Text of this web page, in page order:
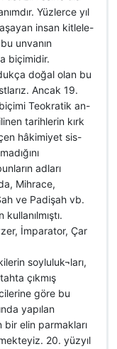
Yüzlerce yıl
insan kitlele-
unvanın
biçimidir.
doğal olan bu
Ancak 19.
Teokratik an-
tarihlerin kırk
hâkimiyet sis-
adları
Mihrace,
ve Padişah vb.
İmparator, Çar
soyluluk¬ları,
çıkmış
göre bu
yapılan
bir elin parmakları
20. yüzyıl